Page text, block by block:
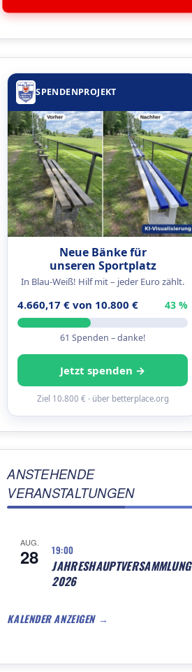
SPENDENPROJEKT
Neue Bänke für
unseren Sportplatz
In Blau-Weiß! Hilf mit – jeder Euro zählt.
4.660,17 € von 10.800 € 43 %
61 Spenden – danke!
Jetzt spenden →
Ziel 10.800 € · über betterplace.org
ANSTEHENDE
VERANSTALTUNGEN
AUG.
28 19:00
JAHRESHAUPTVERSAMMLUNG
2026
KALENDER ANZEIGEN